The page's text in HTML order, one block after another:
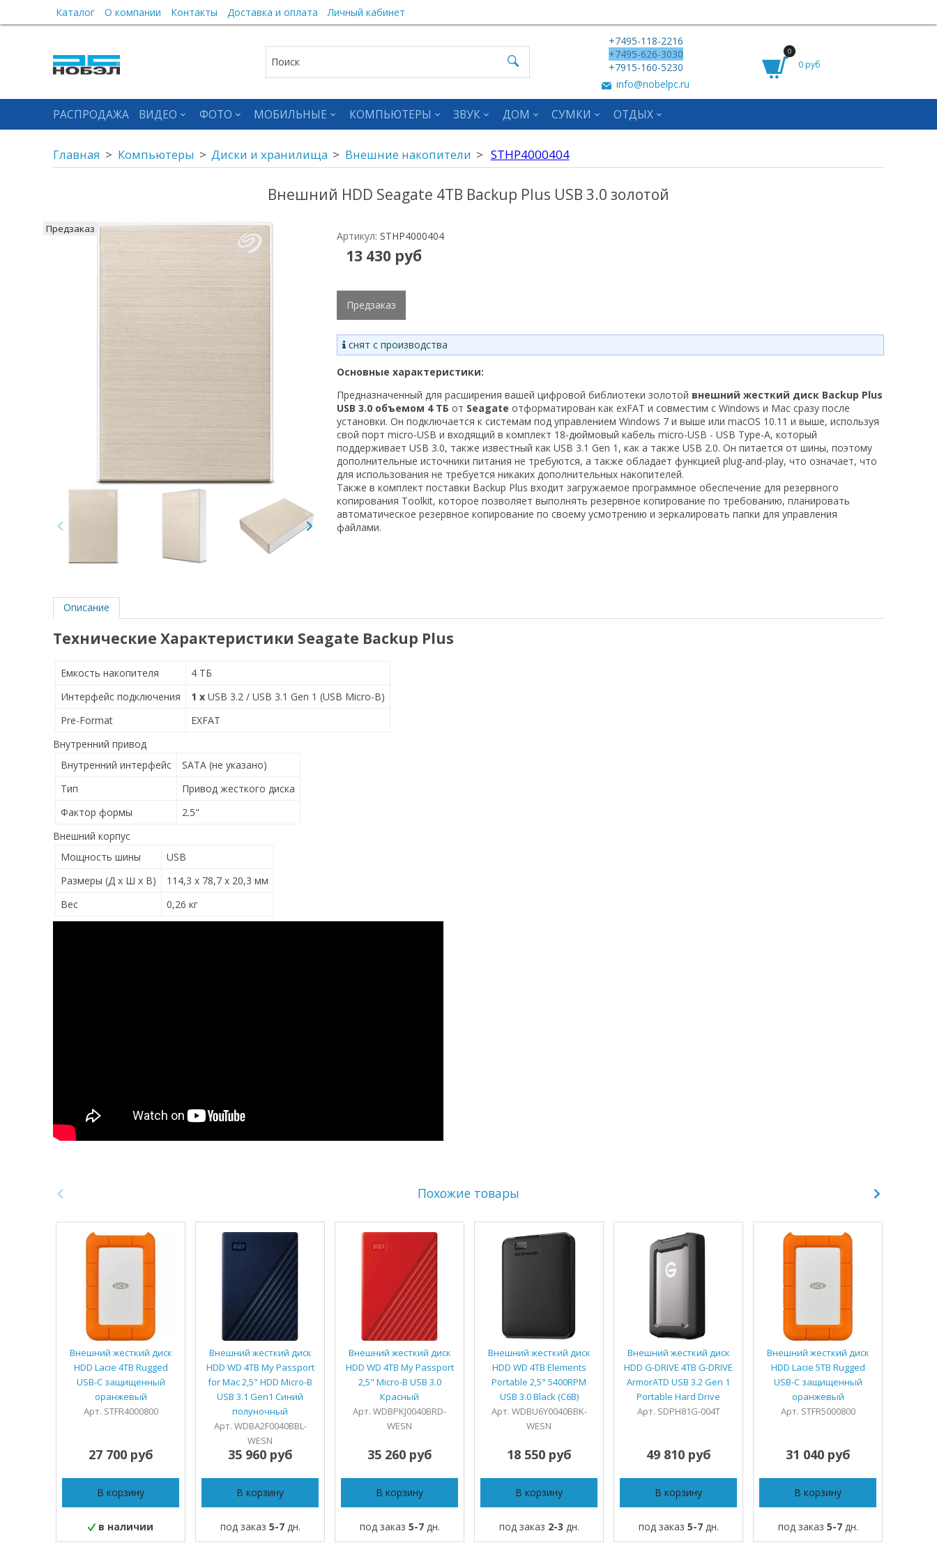
Каталог О компании Контакты Доставка и оплата Личный кабинет
+7495-118-2216
+7495-626-3030
+7915-160-5230
info@nobelpc.ru
0
0 руб
РАСПРОДАЖА ВИДЕО ФОТО МОБИЛЬНЫЕ КОМПЬЮТЕРЫ ЗВУК ДОМ СУМКИ ОТДЫХ
Главная Компьютеры Диски и хранилища Внешние накопители STHP4000404
Внешний HDD Seagate 4TB Backup Plus USB 3.0 золотой
Предзаказ
Артикул: STHP4000404
13 430 руб
Предзаказ
снят с производства
Основные характеристики:
Предназначенный для расширения вашей цифровой библиотеки золотой внешний жесткий диск Backup Plus
USB 3.0 объемом 4 ТБ от Seagate отформатирован как exFAT и совместим с Windows и Mac сразу после
установки. Он подключается к системам под управлением Windows 7 и выше или macOS 10.11 и выше, используя
свой порт micro-USB и входящий в комплект 18-дюймовый кабель micro-USB - USB Type-A, который
поддерживает USB 3.0, также известный как USB 3.1 Gen 1, как а также USB 2.0. Он питается от шины, поэтому
дополнительные источники питания не требуются, а также обладает функцией plug-and-play, что означает, что
для использования не требуется никаких дополнительных накопителей.
Также в комплект поставки Backup Plus входит загружаемое программное обеспечение для резервного
копирования Toolkit, которое позволяет выполнять резервное копирование по требованию, планировать
автоматическое резервное копирование по своему усмотрению и зеркалировать папки для управления
файлами.
Описание
Технические Характеристики Seagate Backup Plus
Емкость накопителя
4 ТБ
Интерфейс подключения
1 х USB 3.2 / USB 3.1 Gen 1 (USB Micro-B)
Pre-Format
EXFAT
Внутренний привод
Внутренний интерфейс
SATA (не указано)
Тип
Привод жесткого диска
Фактор формы
2.5"
Внешний корпус
Мощность шины
USB
Размеры (Д х Ш х В)
114,3 х 78,7 х 20,3 мм
Вес
0,26 кг
Похожие товары
Внешний жесткий диск
HDD Lacie 4TB Rugged
USB-C защищенный
оранжевый
Арт. STFR4000800
27 700 руб
В корзину
в наличии
Внешний жесткий диск
HDD WD 4TB My Passport
for Mac 2,5" HDD Micro-B
USB 3.1 Gen1 Синий
полуночный
Арт. WDBA2F0040BBL-
WESN
35 960 руб
В корзину
под заказ 5-7дн.
Внешний жесткий диск
HDD WD 4TB My Passport
2,5" Micro-B USB 3.0
Красный
Арт. WDBPKJ0040BRD-
WESN
35 260 руб
В корзину
под заказ 5-7дн.
Внешний жесткий диск
HDD WD 4TB Elements
Portable 2,5" 5400RPM
USB 3.0 Black (C6B)
Арт. WDBU6Y0040BBK-
WESN
18 550 руб
В корзину
под заказ 2-3 дн.
Внешний жесткий диск
HDD G-DRIVE 4TB G-DRIVE
ArmorATD USB 3.2 Gen 1
Portable Hard Drive
Арт. SDPH81G-004T
49 810 руб
В корзину
под заказ 5-7дн.
Внешний жесткий диск
HDD Lacie 5TB Rugged
USB-C защищенный
оранжевый
Арт. STFR5000800
31 040 руб
В корзину
под заказ 5-7дн.